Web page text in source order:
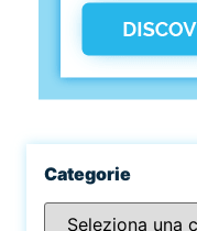
Categorie